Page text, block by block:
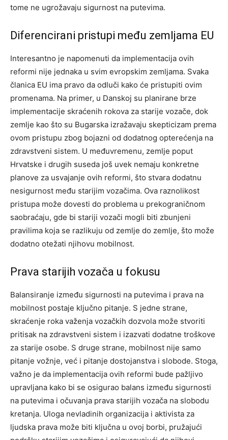
tome ne ugrožavaju sigurnost na putevima.
Diferencirani pristupi među zemljama EU
Interesantno je napomenuti da implementacija ovih
reformi nije jednaka u svim evropskim zemljama. Svaka
članica EU ima pravo da odluči kako će pristupiti ovim
promenama. Na primer, u Danskoj su planirane brze
implementacije skraćenih rokova za starije vozače, dok
zemlje kao što su Bugarska izražavaju skepticizam prema
ovom pristupu zbog bojazni od dodatnog opterećenja na
zdravstveni sistem. U međuvremenu, zemlje poput
Hrvatske i drugih suseda još uvek nemaju konkretne
planove za usvajanje ovih reformi, što stvara dodatnu
nesigurnost među starijim vozačima. Ova raznolikost
pristupa može dovesti do problema u prekograničnom
saobraćaju, gde bi stariji vozači mogli biti zbunjeni
pravilima koja se razlikuju od zemlje do zemlje, što može
dodatno otežati njihovu mobilnost.
Prava starijih vozača u fokusu
Balansiranje između sigurnosti na putevima i prava na
mobilnost postaje ključno pitanje. S jedne strane,
skraćenje roka važenja vozačkih dozvola može stvoriti
pritisak na zdravstveni sistem i izazvati dodatne troškove
za starije osobe. S druge strane, mobilnost nije samo
pitanje vožnje, već i pitanje dostojanstva i slobode. Stoga,
važno je da implementacija ovih reformi bude pažljivo
upravljana kako bi se osigurao balans između sigurnosti
na putevima i očuvanja prava starijih vozača na slobodu
kretanja. Uloga nevladinih organizacija i aktivista za
ljudska prava može biti ključna u ovoj borbi, pružajući